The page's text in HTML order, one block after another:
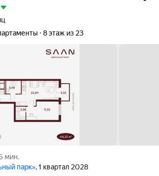
8 этаж из 23
мин.
парк», 1 квартал 2028